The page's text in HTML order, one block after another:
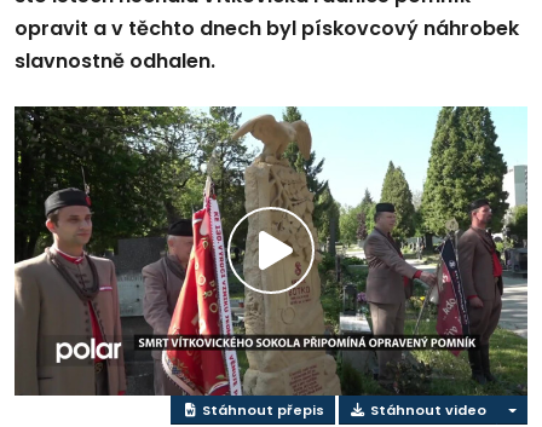
opravit a v těchto dnech byl pískovcový náhrobek
slavnostně odhalen.
Přehrát
video
Stáhnout přepis Stáhnout video